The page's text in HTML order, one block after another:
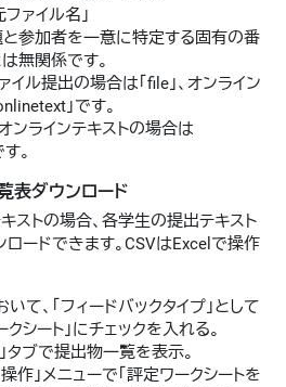
ファイル名」
題と参加者を一意に特定する固有の番
無関係です。
ァイル提出の場合は「file」、オンライン
」です。
オンラインテキストの場合は
。
表ダウンロード
ストの場合、各学生の提出テキスト
ードできます。CSVはExcelで操作
て、「フィードバックタイプ」として
クシート」にチェックを入れる。
タブで提出物一覧を表示。
作」メニューで「評定ワークシートを